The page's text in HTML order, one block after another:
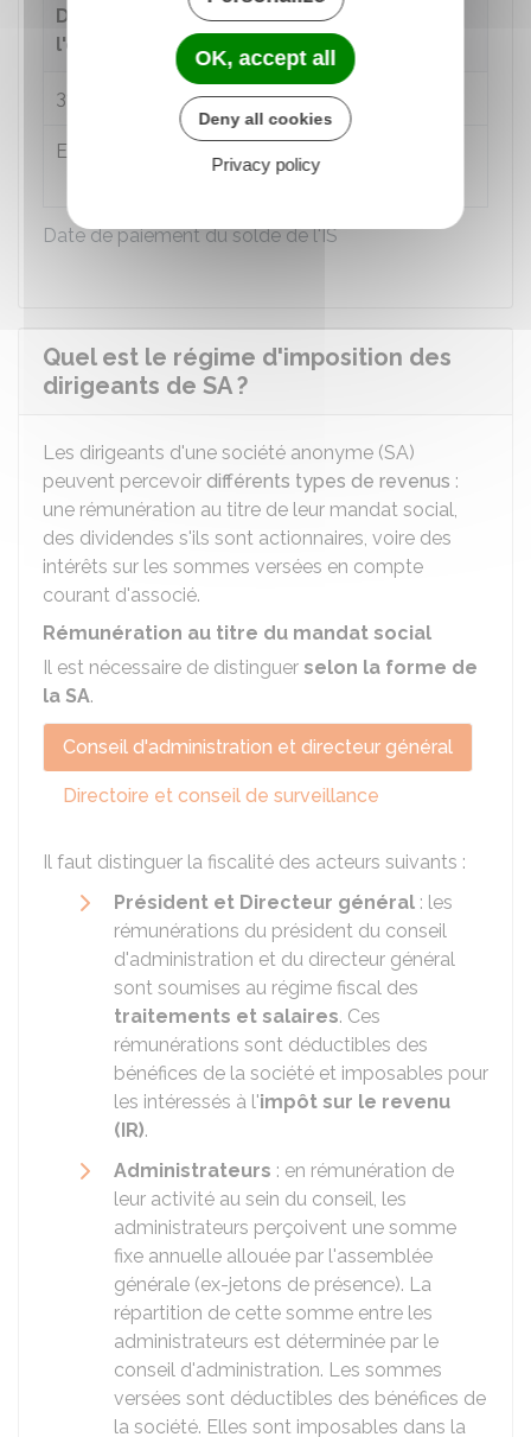
Date de paiement du solde de l'IS
Date de clôture de
l'exercice concerné
Solde
31 décembre N-1 15 mai N
En cours d'année N
suivant la clôture
Quel est le régime d'imposition des
dirigeants de SA ?
Les dirigeants d'une société anonyme (SA)
peuvent percevoir différents types de revenus :
une rémunération au titre de leur mandat social,
des dividendes s'ils sont actionnaires, voire des
intérêts sur les sommes versées en compte
courant d'associé.
Rémunération au titre du mandat social
Il est nécessaire de distinguer selon la forme de
la SA.
Conseil d'administration et directeur général
Directoire et conseil de surveillance
Il faut distinguer la fiscalité des acteurs suivants :
Président et Directeur général : les
rémunérations du président du conseil
d'administration et du directeur général
sont soumises au régime fiscal des
traitements et salaires. Ces
rémunérations sont déductibles des
bénéfices de la société et imposables pour
les intéressés à l'impôt sur le revenu
(IR).
Administrateurs : en rémunération de
leur activité au sein du conseil, les
administrateurs perçoivent une somme
fixe annuelle allouée par l'assemblée
générale (ex-jetons de présence). La
répartition de cette somme entre les
administrateurs est déterminée par le
conseil d'administration. Les sommes
versées sont déductibles des bénéfices de
la société. Elles sont imposables dans la
OK, accept all
Deny all cookies
Privacy policy